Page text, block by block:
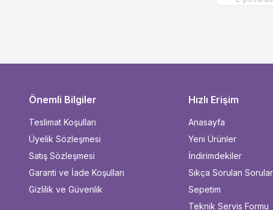
Önemli Bilgiler
Teslimat Koşulları
Üyelik Sözleşmesi
Satış Sözleşmesi
Garanti ve İade Koşulları
Gizlilik ve Güvenlik
Hızlı Erişim
Anasayfa
Yeni Ürünler
İndirimdekiler
Sıkça Sorulan Sorular
Sepetim
Teknik Servis Formu